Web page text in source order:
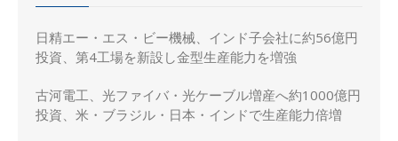
日精エー・エス・ビー機械、インド子会社に約56億円
投資、第4工場を新設し金型生産能力を増強
古河電工、光ファイバ・光ケーブル増産へ約1000億円
投資、米・ブラジル・日本・インドで生産能力倍増